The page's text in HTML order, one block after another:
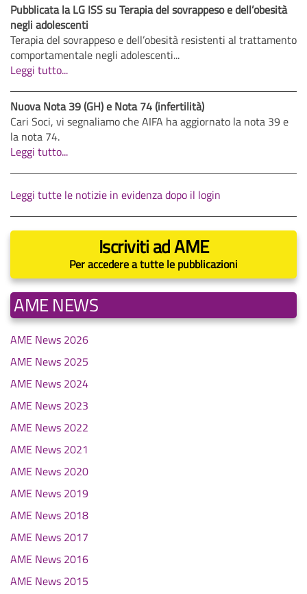
Pubblicata la LG ISS su Terapia del sovrappeso e dell’obesità
negli adolescenti
Terapia del sovrappeso e dell’obesità resistenti al trattamento
comportamentale negli adolescenti...
Leggi tutto...
Nuova Nota 39 (GH) e Nota 74 (infertilità)
Cari Soci, vi segnaliamo che AIFA ha aggiornato la nota 39 e
la nota 74.
Leggi tutto...
Leggi tutte le notizie in evidenza dopo il login
Iscriviti ad AME
Per accedere a tutte le pubblicazioni
AME NEWS
AME News 2026
AME News 2025
AME News 2024
AME News 2023
AME News 2022
AME News 2021
AME News 2020
AME News 2019
AME News 2018
AME News 2017
AME News 2016
AME News 2015